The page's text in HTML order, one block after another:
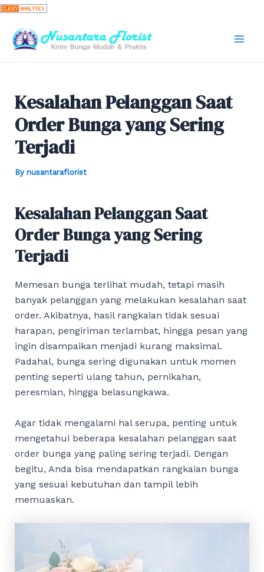
Skip
content
Kesalahan Pelanggan Saat
Order Bunga yang Sering
Terjadi
By nusantaraflorist
Kesalahan Pelanggan Saat
Order Bunga yang Sering
Terjadi
Memesan bunga terlihat mudah, tetapi masih
banyak pelanggan yang melakukan kesalahan saat
order. Akibatnya, hasil rangkaian tidak sesuai
harapan, pengiriman terlambat, hingga pesan yang
ingin disampaikan menjadi kurang maksimal.
Padahal, bunga sering digunakan untuk momen
penting seperti ulang tahun, pernikahan,
peresmian, hingga belasungkawa.
Agar tidak mengalami hal serupa, penting untuk
mengetahui beberapa kesalahan pelanggan saat
order bunga yang paling sering terjadi. Dengan
begitu, Anda bisa mendapatkan rangkaian bunga
yang sesuai kebutuhan dan tampil lebih
memuaskan.